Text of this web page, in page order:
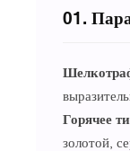
01.
Горячее
золотой,